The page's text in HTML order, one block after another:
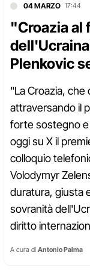
04 MARZO 17:44
"Croazia al
Plenkovic
"La Croazia,
attraversando il
forte sostegno e
oggi su X il
colloquio
Volodymyr
duratura, giusta
sovranità
diritto
A cura di Antonio Palma